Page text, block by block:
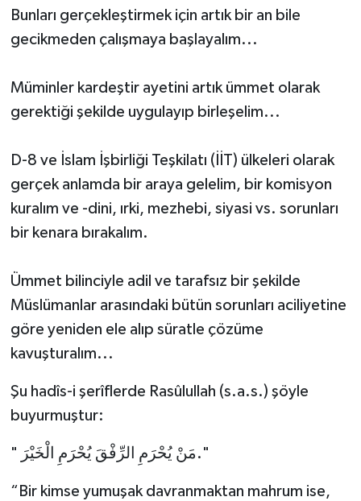
Bunları gerçekleştirmek için artık bir an bile
gecikmeden çalışmaya başlayalım...
Müminler kardeştir ayetini artık ümmet olarak
gerektiği şekilde uygulayıp birleşelim...
D-8 ve İslam İşbirliği Teşkilatı (İİT) ülkeleri olarak
gerçek anlamda bir araya gelelim, bir komisyon
kuralım ve -dini, ırki, mezhebi, siyasi vs. sorunları
bir kenara bırakalım.
Ümmet bilinciyle adil ve tarafsız bir şekilde
Müslümanlar arasındaki bütün sorunları aciliyetine
göre yeniden ele alıp süratle çözüme
kavuşturalım...
Şu hadîs-i şerîflerde Rasûlullah (s.a.s.) şöyle
buyurmuştur:
" مَنْ يُحْرَمِ الرِّفْقَ يُحْرَمِ الْخَيْرَ."
“Bir kimse yumuşak davranmaktan mahrum ise,